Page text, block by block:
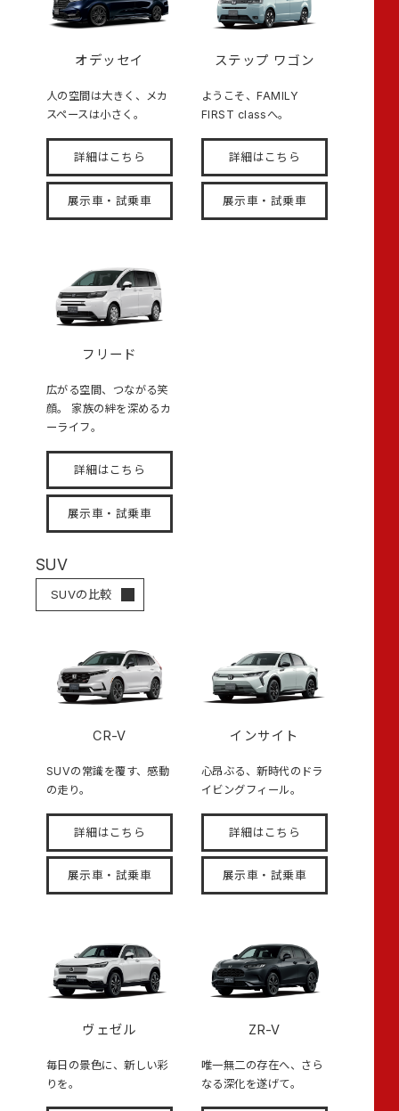
オデッセイ
人の空間は大きく、メカ
スペースは小さく。
詳細はこちら
展示車・試乗車
ステップ ワゴン
ようこそ、FAMILY
FIRST classへ。
詳細はこちら
展示車・試乗車
フリード
広がる空間、つながる笑
顔。 家族の絆を深めるカ
ーライフ。
詳細はこちら
展示車・試乗車
SUV
SUVの比較
CR-V
SUVの常識を覆す、感動
の走り。
詳細はこちら
展示車・試乗車
インサイト
心昂ぶる、新時代のドラ
イビングフィール。
詳細はこちら
展示車・試乗車
ヴェゼル
毎日の景色に、新しい彩
りを。
ZR-V
唯一無二の存在へ、さら
なる深化を遂げて。